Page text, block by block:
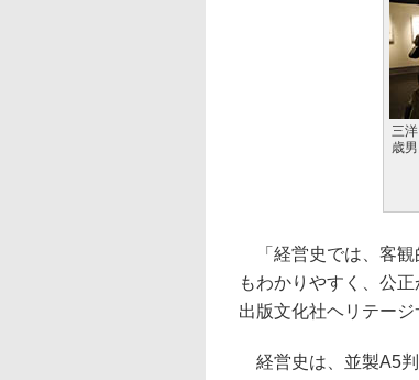
三
歳
「経営史では、客観
もわかりやすく、公
出版文化社ヘリテージ
経営史は、並製A5